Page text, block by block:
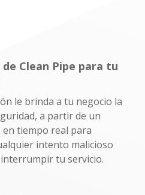
Clean Pipe para tu
le brinda a tu negocio la
a partir de un
tiempo real para
intento malicioso
tu servicio.